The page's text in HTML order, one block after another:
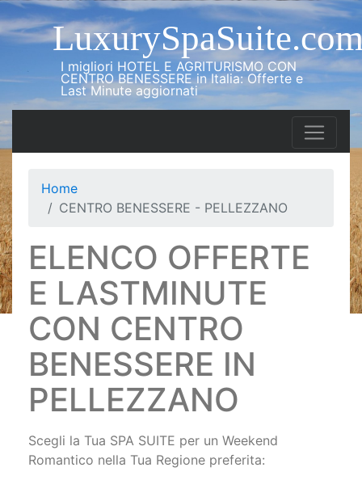
I migliori HOTEL E AGRITURISMO CON
CENTRO BENESSERE in Italia: Offerte e
Last Minute aggiornati
Home
CENTRO BENESSERE - PELLEZZANO
ELENCO OFFERTE
E LASTMINUTE
CON CENTRO
BENESSERE IN
PELLEZZANO
Scegli la Tua SPA SUITE per un Weekend
Romantico nella Tua Regione preferita: